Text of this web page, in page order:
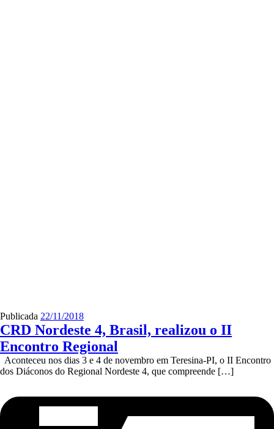
Publicada 22/11/2018
CRD Nordeste 4, Brasil, realizou o II
Encontro Regional
Aconteceu nos dias 3 e 4 de novembro em Teresina-PI, o II Encontro
dos Diáconos do Regional Nordeste 4, que compreende […]